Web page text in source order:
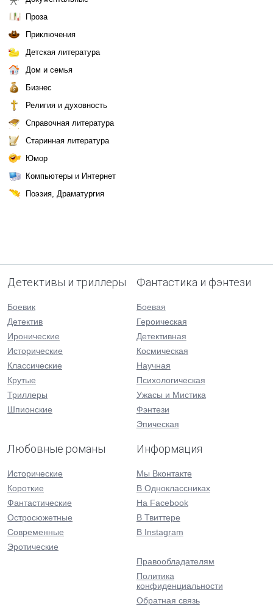
Проза
Приключения
Детская литература
Дом и семья
Бизнес
Религия и духовность
Справочная литература
Старинная литература
Юмор
Компьютеры и Интернет
Поэзия, Драматургия
Детективы и триллеры
Боевик
Детектив
Иронические
Исторические
Классические
Крутые
Триллеры
Шпионские
Фантастика и фэнтези
Боевая
Героическая
Детективная
Космическая
Научная
Психологическая
Ужасы и Мистика
Фэнтези
Эпическая
Любовные романы
Исторические
Короткие
Фантастические
Остросюжетные
Современные
Эротические
Информация
Мы Вконтакте
В Одноклассниках
На Facebook
В Твиттере
В Instagram
Правообладателям
Политика
конфиденциальности
Обратная связь